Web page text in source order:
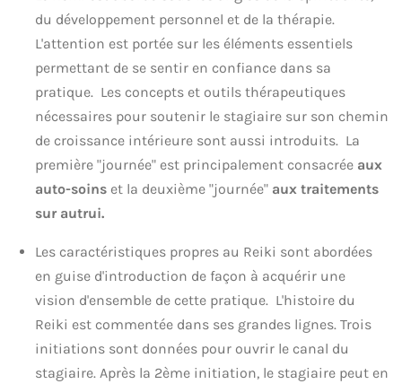
du développement personnel et de la thérapie.
L'attention est portée sur les éléments essentiels
permettant de se sentir en confiance dans sa
pratique. Les concepts et outils thérapeutiques
nécessaires pour soutenir le stagiaire sur son chemin
de croissance intérieure sont aussi introduits. La
première "journée" est principalement consacrée aux
auto-soins et la deuxième "journée" aux traitements
sur autrui.
Les caractéristiques propres au Reiki sont abordées
en guise d'introduction de façon à acquérir une
vision d'ensemble de cette pratique. L'histoire du
Reiki est commentée dans ses grandes lignes. Trois
initiations sont données pour ouvrir le canal du
stagiaire. Après la 2ème initiation, le stagiaire peut en